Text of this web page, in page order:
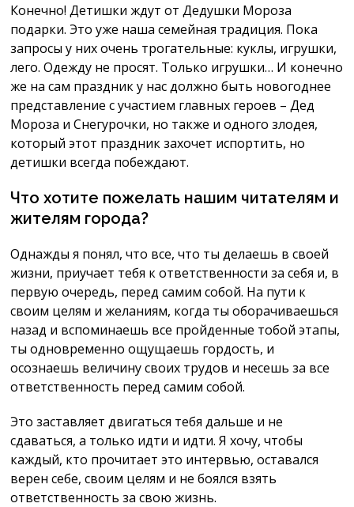
Конечно! Детишки ждут от Дедушки Мороза
подарки. Это уже наша семейная традиция. Пока
запросы у них очень трогательные: куклы, игрушки,
лего. Одежду не просят. Только игрушки… И конечно
же на сам праздник у нас должно быть новогоднее
представление с участием главных героев – Дед
Мороза и Снегурочки, но также и одного злодея,
который этот праздник захочет испортить, но
детишки всегда побеждают.
Что хотите пожелать нашим читателям и
жителям города?
Однажды я понял, что все, что ты делаешь в своей
жизни, приучает тебя к ответственности за себя и, в
первую очередь, перед самим собой. На пути к
своим целям и желаниям, когда ты оборачиваешься
назад и вспоминаешь все пройденные тобой этапы,
ты одновременно ощущаешь гордость, и
осознаешь величину своих трудов и несешь за все
ответственность перед самим собой.
Это заставляет двигаться тебя дальше и не
сдаваться, а только идти и идти. Я хочу, чтобы
каждый, кто прочитает это интервью, оставался
верен себе, своим целям и не боялся взять
ответственность за свою жизнь.